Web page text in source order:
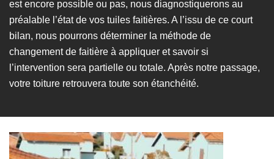
est encore possible ou pas, nous diagnostiquerons au
préalable l’état de vos tuiles faitières. A l’issu de ce court
bilan, nous pourrons déterminer la méthode de
changement de faitière à appliquer et savoir si
l’intervention sera partielle ou totale. Après notre passage,
votre toiture retrouvera toute son étanchéité.